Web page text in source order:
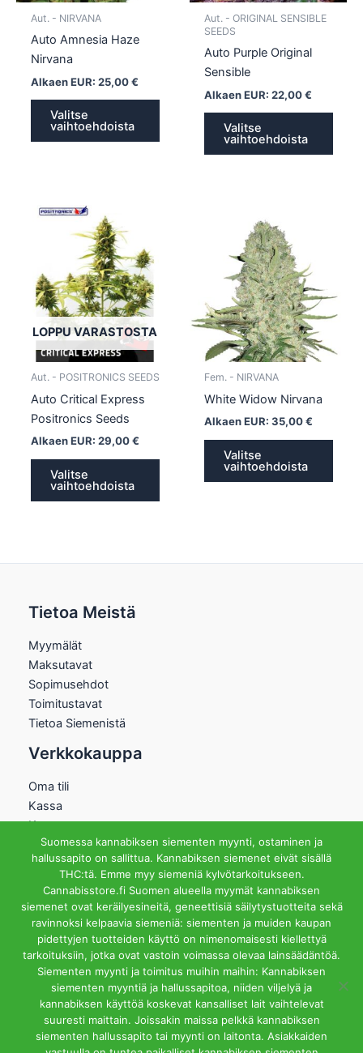
Aut. - NIRVANA
Auto Amnesia Haze
Nirvana
Alkaen EUR: 25,00€
Valitse
vaihtoehdoista
Aut. - ORIGINAL SENSIBLE
SEEDS
Auto Purple Original
Sensible
Alkaen EUR: 22,00€
Valitse
vaihtoehdoista
LOPPU VARASTOSTA
Aut. - POSITRONICS SEEDS
Auto Critical Express
Positronics Seeds
Alkaen EUR: 29,00€
Valitse
vaihtoehdoista
Fem. - NIRVANA
White Widow Nirvana
Alkaen EUR: 35,00€
Valitse
vaihtoehdoista
Voit
Tietoa Meistä
Myymälät
Maksutavat
Sopimusehdot
Toimitustavat
Tietoa Siemenistä
Verkkokauppa
Oma tili
Kassa
Kauppa
Ostoskori
Helsingin Myymälä
Aukioloajat
Ma-Pe 12-18 La 12-15
Riihipellonkuja 3, 00390
Helsinki
info@cannabisstore.fi
Suomessa kannabiksen siementen myynti, ostaminen ja
hallussapito on sallittua. Kannabiksen siemenet eivät sisällä
THC:tä. Emme myy siemeniä kylvötarkoitukseen.
Cannabisstore.fi Suomen alueella myymät kannabiksen
siemenet ovat keräilyesineitä, geneettisiä säilytystuotteita sekä
ravinnoksi kelpaavia siemeniä: siementen ja muiden kaupan
pidettyjen tuotteiden käyttö on nimenomaisesti kiellettyä
tarkoituksiin, jotka ovat vastoin voimassa olevaa lainsäädäntöä.
Siementen myynti ja toimitus muihin maihin: Kannabiksen
siementen myyntiä ja hallussapitoa, niiden viljelyä ja
kannabiksen käyttöä koskevat kansalliset lait vaihtelevat
suuresti maittain. Joissakin maissa pelkkä kannabiksen
siementen hallussapito tai myynti on laitonta. Asiakkaiden